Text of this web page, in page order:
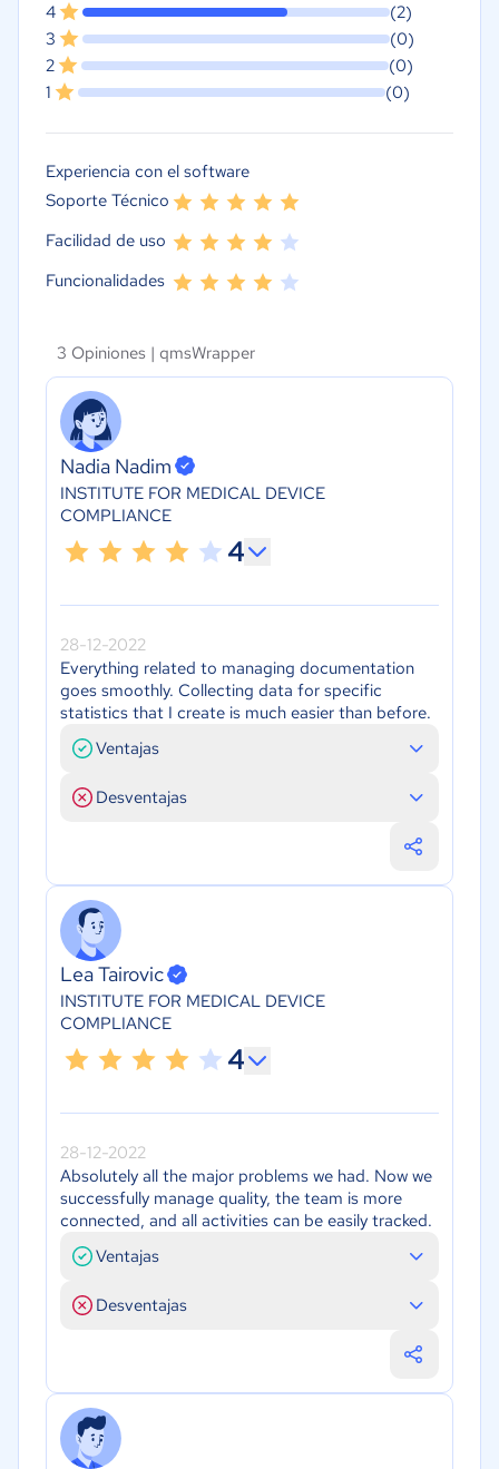
4
(2)
3
(0)
2
(0)
1
(0)
Experiencia con el software
Soporte Técnico
Facilidad de uso
Funcionalidades
3 Opiniones | qmsWrapper
Nadia Nadim
INSTITUTE FOR MEDICAL DEVICE
COMPLIANCE
4
28-12-2022
Everything related to managing documentation
goes smoothly. Collecting data for specific
statistics that I create is much easier than before.
Ventajas
Desventajas
Lea Tairovic
INSTITUTE FOR MEDICAL DEVICE
COMPLIANCE
4
28-12-2022
Absolutely all the major problems we had. Now we
successfully manage quality, the team is more
connected, and all activities can be easily tracked.
Ventajas
Desventajas